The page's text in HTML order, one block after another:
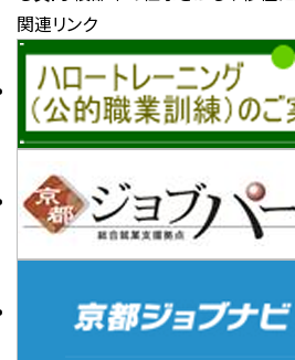
関連リンク